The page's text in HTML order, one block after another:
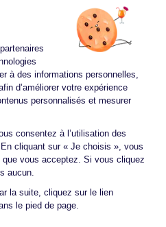
et doit être remboursé.
remboursement avant de
engager.
nature que ce soit, ne
avant l'obtention
prêts d'argent.
•Plan du site• Mentions
Contact